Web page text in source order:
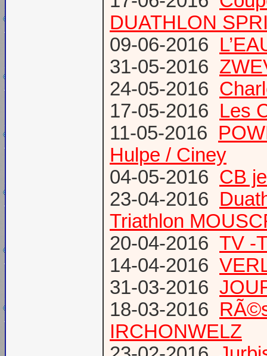
DUATHLON
09-06-2016
31-05-2016
24-05-2016
17-05-2016 Les
11-05-2016
Hulpe / Ciney
04-05-2016 CB
23-04-2016
Triathlon
20-04-2016 TV -
14-04-2016
31-03-2016
18-03-2016
IRCHONWELZ